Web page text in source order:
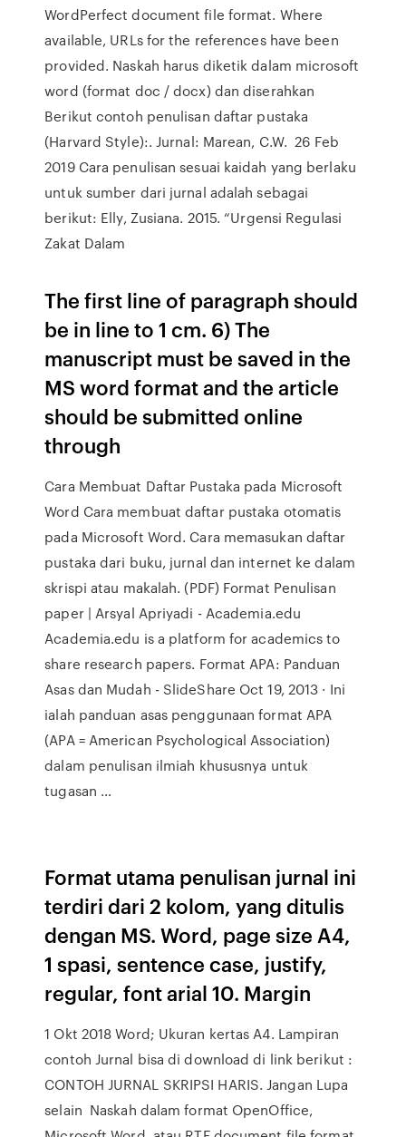
WordPerfect document file format. Where
available, URLs for the references have been
provided. Naskah harus diketik dalam microsoft
word (format doc / docx) dan diserahkan
Berikut contoh penulisan daftar pustaka
(Harvard Style):. Jurnal: Marean, C.W. 26 Feb
2019 Cara penulisan sesuai kaidah yang berlaku
untuk sumber dari jurnal adalah sebagai
berikut: Elly, Zusiana. 2015. “Urgensi Regulasi
Zakat Dalam
The first line of paragraph should
be in line to 1 cm. 6) The
manuscript must be saved in the
MS word format and the article
should be submitted online
through
Cara Membuat Daftar Pustaka pada Microsoft
Word Cara membuat daftar pustaka otomatis
pada Microsoft Word. Cara memasukan daftar
pustaka dari buku, jurnal dan internet ke dalam
skrispi atau makalah. (PDF) Format Penulisan
paper | Arsyal Apriyadi - Academia.edu
Academia.edu is a platform for academics to
share research papers. Format APA: Panduan
Asas dan Mudah - SlideShare Oct 19, 2013 · Ini
ialah panduan asas penggunaan format APA
(APA = American Psychological Association)
dalam penulisan ilmiah khususnya untuk
tugasan …
Format utama penulisan jurnal ini
terdiri dari 2 kolom, yang ditulis
dengan MS. Word, page size A4,
1 spasi, sentence case, justify,
regular, font arial 10. Margin
1 Okt 2018 Word; Ukuran kertas A4. Lampiran
contoh Jurnal bisa di download di link berikut :
CONTOH JURNAL SKRIPSI HARIS. Jangan Lupa
selain Naskah dalam format OpenOffice,